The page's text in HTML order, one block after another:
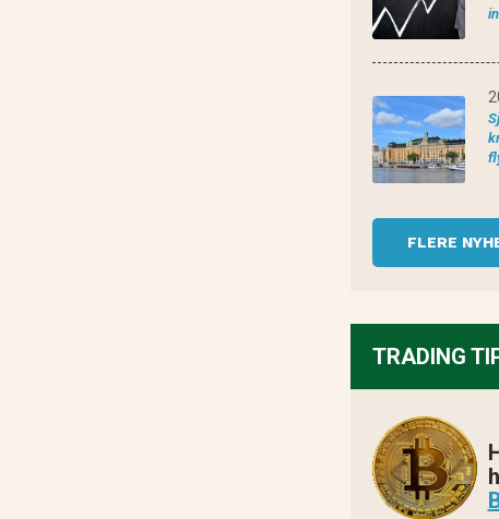
FLERE
TRADING